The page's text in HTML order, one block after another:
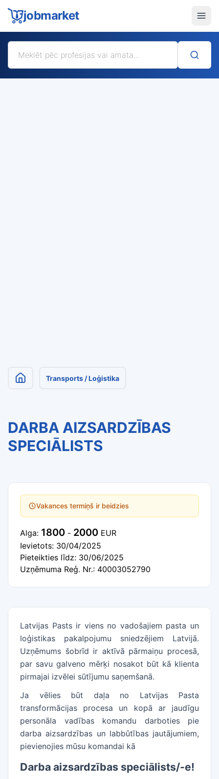
jobmarket
Transports / Loģistika
DARBA AIZSARDZĪBAS
SPECIĀLISTS
Latvijas Pasts ir viens no vadošajiem pasta un
loģistikas pakalpojumu sniedzējiem Latvijā.
Uzņēmums šobrīd ir aktīvā pārmaiņu procesā,
par savu galveno mērķi nosakot būt kā klienta
pirmajai izvēlei sūtījumu saņemšanā.
Ja vēlies būt daļa no Latvijas Pasta
transformācijas procesa un kopā ar jaudīgu
personāla vadības komandu darboties pie
darba aizsardzības un labbūtības jautājumiem,
pievienojies mūsu komandai kā
Darba aizsardzības speciālists/-e!
Vakances termiņš ir beidzies
Alga: 1800 - 2000 EUR
Ievietots: 30/04/2025
Pieteikties līdz: 30/06/2025
Uzņēmuma Reģ. Nr.: 40003052790